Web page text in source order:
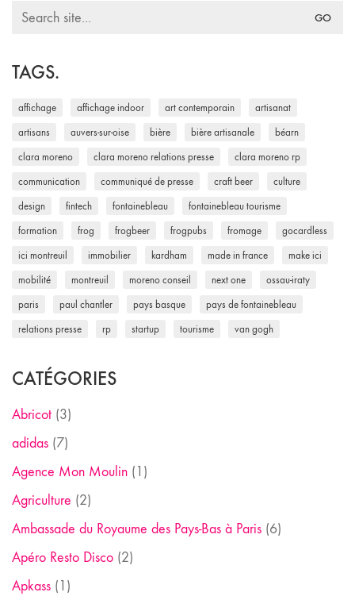
Search
TAGS.
affichage affichage indoor art contemporain artisanat
artisans auvers-sur-oise bière bière artisanale béarn
clara moreno clara moreno relations presse clara moreno rp
communication communiqué de presse craft beer culture
design fintech fontainebleau fontainebleau tourisme
formation frog frogbeer frogpubs fromage gocardless
ici montreuil immobilier kardham made in france make ici
mobilité montreuil moreno conseil next one ossau-iraty
paris paul chantler pays basque pays de fontainebleau
relations presse rp startup tourisme van gogh
CATÉGORIES
Abricot (3)
adidas (7)
Agence Mon Moulin (1)
Agriculture (2)
Ambassade du Royaume des Pays-Bas à Paris (6)
Apéro Resto Disco (2)
Apkass (1)